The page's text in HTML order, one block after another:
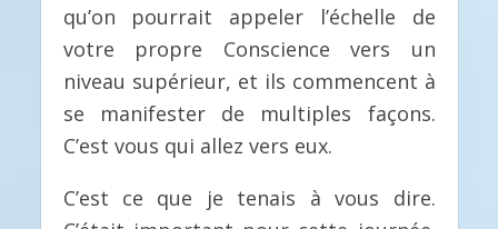
qu’on pourrait appeler l’échelle de
votre propre Conscience vers un
niveau supérieur, et ils commencent à
se manifester de multiples façons.
C’est vous qui allez vers eux.
C’est ce que je tenais à vous dire.